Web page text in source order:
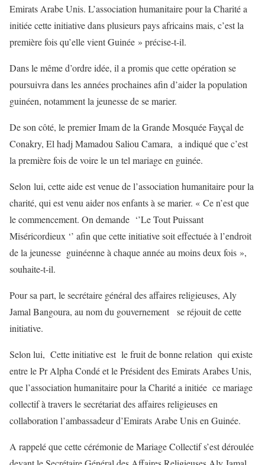
Emirats Arabe Unis. L’association humanitaire pour la Charité a
initiée cette initiative dans plusieurs pays africains mais, c’est la
première fois qu’elle vient Guinée » précise-t-il.
Dans le même d’ordre idée, il a promis que cette opération se
poursuivra dans les années prochaines afin d’aider la population
guinéen, notamment la jeunesse de se marier.
De son côté, le premier Imam de la Grande Mosquée Fayçal de
Conakry, El hadj Mamadou Saliou Camara, a indiqué que c’est
la première fois de voire le un tel mariage en guinée.
Selon lui, cette aide est venue de l’association humanitaire pour la
charité, qui est venu aider nos enfants à se marier. « Ce n’est que
le commencement. On demande ‘’Le Tout Puissant
Miséricordieux ‘’ afin que cette initiative soit effectuée à l’endroit
de la jeunesse guinéenne à chaque année au moins deux fois »,
souhaite-t-il.
Pour sa part, le secrétaire général des affaires religieuses, Aly
Jamal Bangoura, au nom du gouvernement se réjouit de cette
initiative.
Selon lui, Cette initiative est le fruit de bonne relation qui existe
entre le Pr Alpha Condé et le Président des Emirats Arabes Unis,
que l’association humanitaire pour la Charité a initiée ce mariage
collectif à travers le secrétariat des affaires religieuses en
collaboration l’ambassadeur d’Emirats Arabe Unis en Guinée.
A rappelé que cette cérémonie de Mariage Collectif s’est déroulée